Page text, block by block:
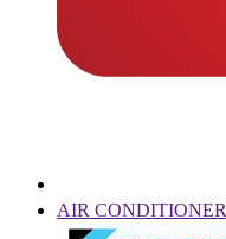
AIR CONDITIONER